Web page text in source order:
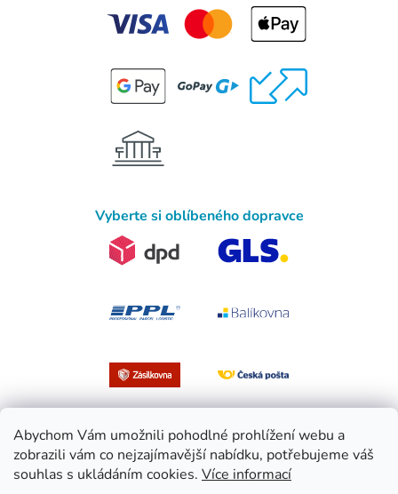
Abychom Vám umožnili pohodlné prohlížení webu a
zobrazili vám co nejzajímavější nabídku, potřebujeme váš
souhlas s ukládáním cookies. Více informací
Vyberte si oblíbeného dopravce